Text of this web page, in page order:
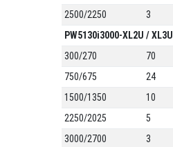
2500/2250
3
PW5130i3000-XL2U / XL3U
300/270
70
750/675
24
1500/1350
10
2250/2025
5
3000/2700
3